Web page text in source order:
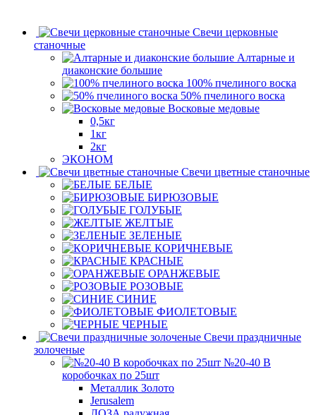
Свечи церковные
станочные
Алтарные и
диаконские большие
100% пчелиного воска
50% пчелиного воска
Восковые медовые
0,5кг
1кг
2кг
ЭКОНОМ
Свечи цветные станочные
БЕЛЫЕ
БИРЮЗОВЫЕ
ГОЛУБЫЕ
ЖЕЛТЫЕ
ЗЕЛЕНЫЕ
КОРИЧНЕВЫЕ
КРАСНЫЕ
ОРАНЖЕВЫЕ
РОЗОВЫЕ
СИНИЕ
ФИОЛЕТОВЫЕ
ЧЕРНЫЕ
Свечи праздничные
золоченые
№20-40 В
коробочках по 25шт
Металлик Золото
Jerusalem